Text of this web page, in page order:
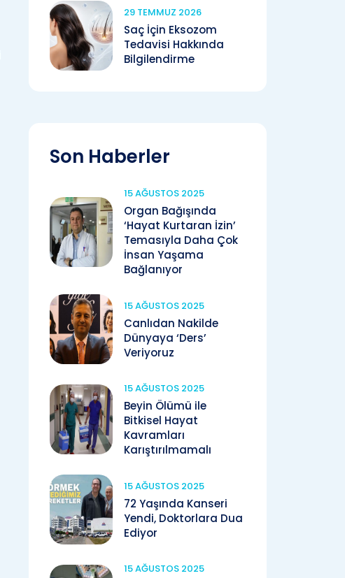
29 TEMMUZ 2026
Saç İçin Eksozom
Tedavisi Hakkında
Bilgilendirme
Son Haberler
15 AĞUSTOS 2025
Organ Bağışında
‘Hayat Kurtaran İzin’
Temasıyla Daha Çok
İnsan Yaşama
Bağlanıyor
15 AĞUSTOS 2025
Canlıdan Nakilde
Dünyaya ‘Ders’
Veriyoruz
15 AĞUSTOS 2025
Beyin Ölümü ile
Bitkisel Hayat
Kavramları
Karıştırılmamalı
15 AĞUSTOS 2025
72 Yaşında Kanseri
Yendi, Doktorlara Dua
Ediyor
15 AĞUSTOS 2025